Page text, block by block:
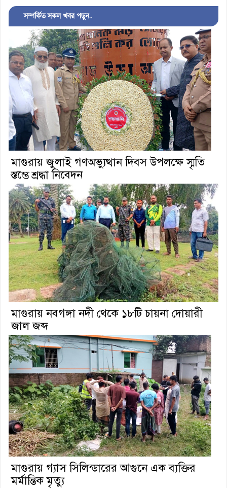
সম্পর্কিত সকল খবর পড়ুন..
মাগুরায় জুলাই গণঅভ্যুত্থান দিবস উপলক্ষে স্মৃতি
স্তম্ভে শ্রদ্ধা নিবেদন
মাগুরায় নবগঙ্গা নদী থেকে ১৮টি চায়না দোয়ারী
জাল জব্দ
মাগুরায় গ্যাস সিলিন্ডারের আগুনে এক ব্যক্তির
মর্মান্তিক মৃত্যু